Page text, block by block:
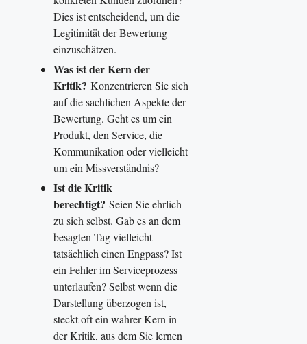
Dies ist entscheidend, um die
Legitimität der Bewertung
einzuschätzen.
Was ist der Kern der
Kritik? Konzentrieren Sie sich
auf die sachlichen Aspekte der
Bewertung. Geht es um ein
Produkt, den Service, die
Kommunikation oder vielleicht
um ein Missverständnis?
Ist die Kritik
berechtigt? Seien Sie ehrlich
zu sich selbst. Gab es an dem
besagten Tag vielleicht
tatsächlich einen Engpass? Ist
ein Fehler im Serviceprozess
unterlaufen? Selbst wenn die
Darstellung überzogen ist,
steckt oft ein wahrer Kern in
der Kritik, aus dem Sie lernen